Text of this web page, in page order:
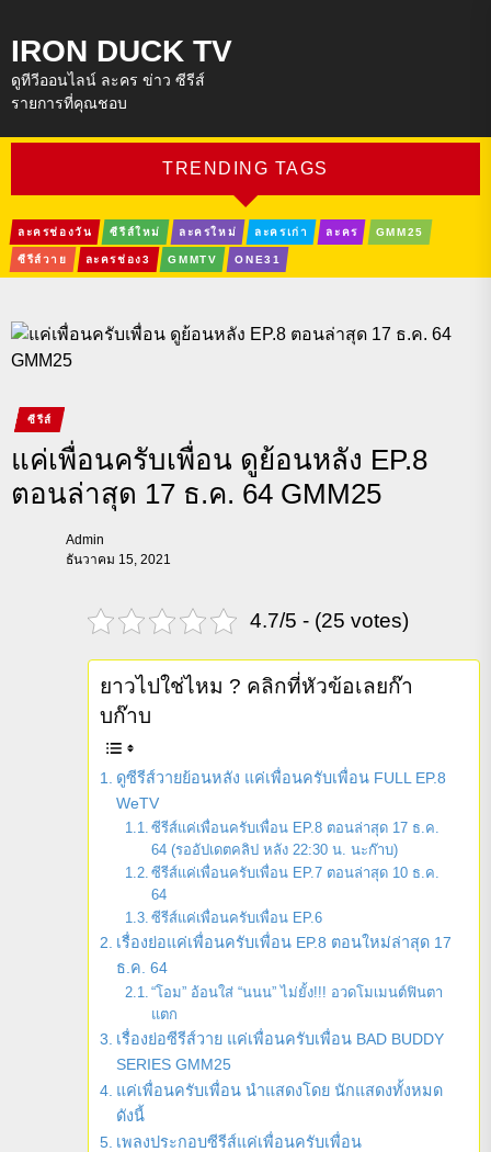
IRON DUCK TV
ดูทีวีออนไลน์ ละคร ข่าว ซีรีส์
รายการที่คุณชอบ
TRENDING TAGS
ละครช่องวัน ซีรีส์ใหม่ ละครใหม่ ละครเก่า ละคร GMM25
ซีรีส์วาย ละครช่อง3 GMMTV ONE31
ซีรีส์
แค่เพื่อนครับเพื่อน ดูย้อนหลัง EP.8
ตอนล่าสุด 17 ธ.ค. 64 GMM25
Admin
ธันวาคม 15, 2021
4.7/5 - (25 votes)
ยาวไปใช่ไหม ? คลิกที่หัวข้อเลยก๊า
บก๊าบ
ดูซีรีส์วายย้อนหลัง แค่เพื่อนครับเพื่อน FULL EP.8
WeTV
ซีรีส์แค่เพื่อนครับเพื่อน EP.8 ตอนล่าสุด 17 ธ.ค.
64 (รออัปเดตคลิป หลัง 22:30 น. นะก๊าบ)
ซีรีส์แค่เพื่อนครับเพื่อน EP.7 ตอนล่าสุด 10 ธ.ค.
64
ซีรีส์แค่เพื่อนครับเพื่อน EP.6
เรื่องย่อแค่เพื่อนครับเพื่อน EP.8 ตอนใหม่ล่าสุด 17
ธ.ค. 64
“โอม” อ้อนใส่ “นนน” ไม่ยั้ง!!! อวดโมเมนต์ฟินตา
แตก
เรื่องย่อซีรีส์วาย แค่เพื่อนครับเพื่อน BAD BUDDY
SERIES GMM25
แค่เพื่อนครับเพื่อน นำแสดงโดย นักแสดงทั้งหมด
ดังนี้
เพลงประกอบซีรีส์แค่เพื่อนครับเพื่อน